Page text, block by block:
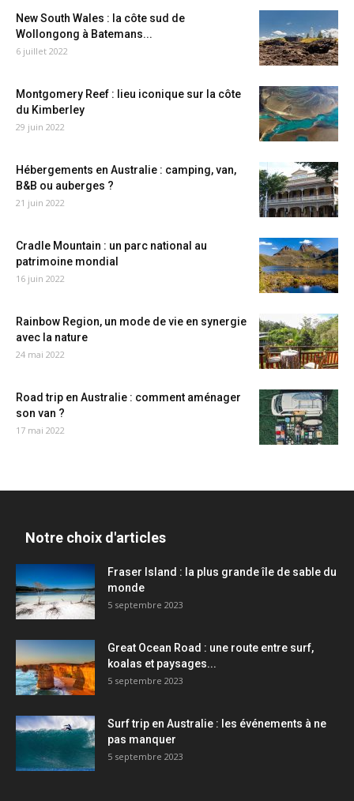
New South Wales : la côte sud de
Wollongong à Batemans...
6 juillet 2022
Montgomery Reef : lieu iconique sur la côte
du Kimberley
29 juin 2022
Hébergements en Australie : camping, van,
B&B ou auberges ?
21 juin 2022
Cradle Mountain : un parc national au
patrimoine mondial
16 juin 2022
Rainbow Region, un mode de vie en synergie
avec la nature
24 mai 2022
Road trip en Australie : comment aménager
son van ?
17 mai 2022
Notre choix d'articles
Fraser Island : la plus grande île de sable du
monde
5 septembre 2023
Great Ocean Road : une route entre surf,
koalas et paysages...
5 septembre 2023
Surf trip en Australie : les événements à ne
pas manquer
5 septembre 2023